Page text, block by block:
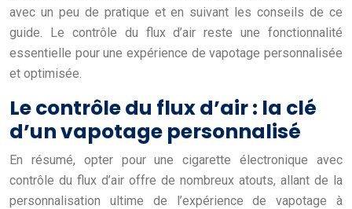
avec un peu de pratique et en suivant les conseils de ce
guide. Le contrôle du flux d’air reste une fonctionnalité
essentielle pour une expérience de vapotage personnalisée
et optimisée.
Le contrôle du flux d’air : la clé
d’un vapotage personnalisé
En résumé, opter pour une cigarette électronique avec
contrôle du flux d’air offre de nombreux atouts, allant de la
personnalisation ultime de l’expérience de vapotage à